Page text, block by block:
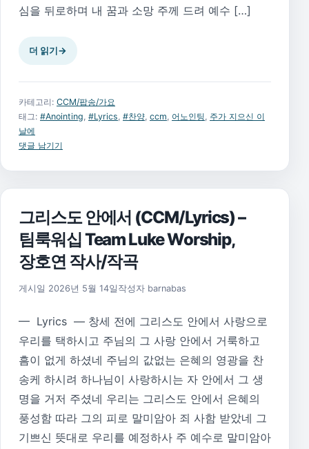
심을 뒤로하며 내 꿈과 소망 주께 드려 예수 […]
더 읽기→
카테고리: CCM/팝송/가요
태그: #Anointing, #Lyrics, #찬양, ccm, 어노인팅, 주가 지으신 이
날에
댓글 남기기
그리스도 안에서 (CCM/Lyrics) –
팀룩워십 Team Luke Worship,
장호연 작사/작곡
게시일 2026년 5월 14일 작성자 barnabas
— Lyrics — 창세 전에 그리스도 안에서 사랑으로
우리를 택하시고 주님의 그 사랑 안에서 거룩하고
흠이 없게 하셨네 주님의 값없는 은혜의 영광을 찬
송케 하시려 하나님이 사랑하시는 자 안에서 그 생
명을 거저 주셨네 우리는 그리스도 안에서 은혜의
풍성함 따라 그의 피로 말미암아 죄 사함 받았네 그
기쁘신 뜻대로 우리를 예정하사 주 예수로 말미암아